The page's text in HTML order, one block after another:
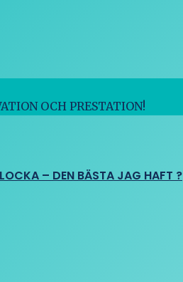
OCH PRESTATION!
– DEN BÄSTA JAG HAFT ?